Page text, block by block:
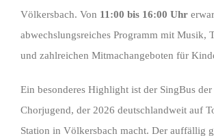
Völkersbach. Von 11:00 bis 16:00 Uhr
abwechslungsreiches Programm mit Musik,
und zahlreichen Mitmachangeboten für
Ein besonderes Highlight ist der SingBus der
Chorjugend, der 2026 deutschlandweit auf
Station in Völkersbach macht. Der auffällig